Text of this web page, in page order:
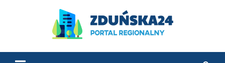
zdunska24.pl